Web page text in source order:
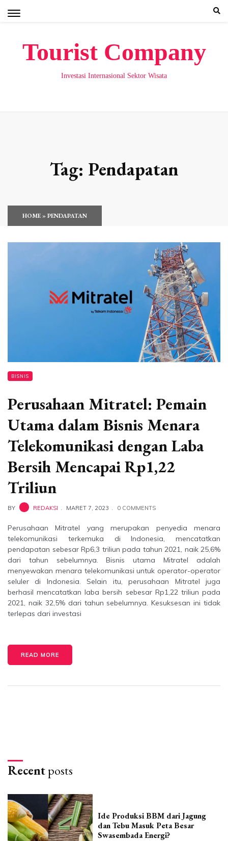
Tourist Company
Investasi Internasional Sektor Wisata
Tag: Pendapatan
HOME»PENDAPATAN
BISNIS
Perusahaan Mitratel: Pemain
Utama dalam Bisnis Menara
Telekomunikasi dengan Laba
Bersih Mencapai Rp1,22
Triliun
BY REDAKSI MARET 7, 2023 0 COMMENTS
Perusahaan Mitratel yang merupakan penyedia menara
telekomunikasi terkemuka di Indonesia, mencatatkan
pendapatan sebesar Rp6,3 triliun pada tahun 2021, naik 25,6%
dari tahun sebelumnya. Bisnis utama Mitratel adalah
menyewakan menara telekomunikasi untuk operator-operator
seluler di Indonesia. Selain itu, perusahaan Mitratel juga
berhasil mencatatkan laba bersih sebesar Rp1,22 triliun pada
2021, naik 32,5% dari tahun sebelumnya. Kesuksesan ini tidak
terlepas dari investasi
READ MORE
Recentposts
Ide Produksi BBM dari Jagung
dan Tebu Masuk Peta Besar
Swasembada Energi?